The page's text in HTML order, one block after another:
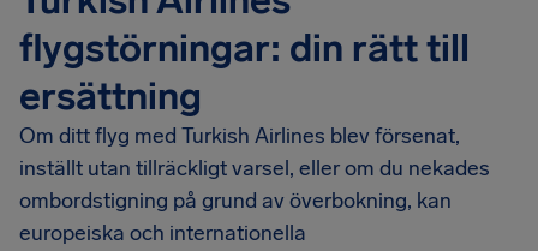
flygstörningar: din rätt till
ersättning
Om ditt flyg med Turkish Airlines blev försenat,
inställt utan tillräckligt varsel, eller om du nekades
ombordstigning på grund av överbokning, kan
europeiska och internationella